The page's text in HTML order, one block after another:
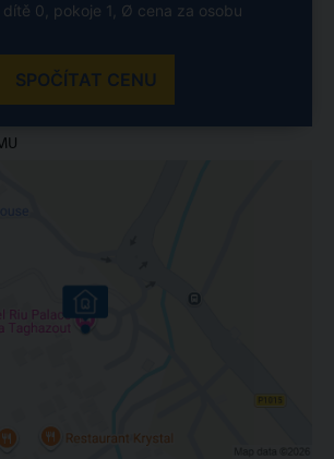
dítě 0, pokoje 1, Ø cena za osobu
SPOČÍTAT CENU